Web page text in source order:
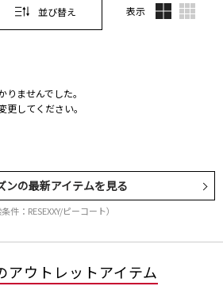
並び替え 表示
ませんでした。
してください。
ンの最新アイテムを見る
条件：RESEXXY/ピーコート）
アウトレットアイテム